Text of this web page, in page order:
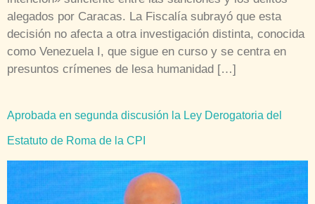
alegados por Caracas. La Fiscalía subrayó que esta
decisión no afecta a otra investigación distinta, conocida
como Venezuela I, que sigue en curso y se centra en
presuntos crímenes de lesa humanidad […]
Aprobada en segunda discusión la Ley Derogatoria del
Estatuto de Roma de la CPI